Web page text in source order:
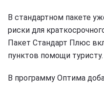
В стандартном пакете
риски для
Пакет Стандарт Плюс
пунктов помощи туристу.
В программу Оптима